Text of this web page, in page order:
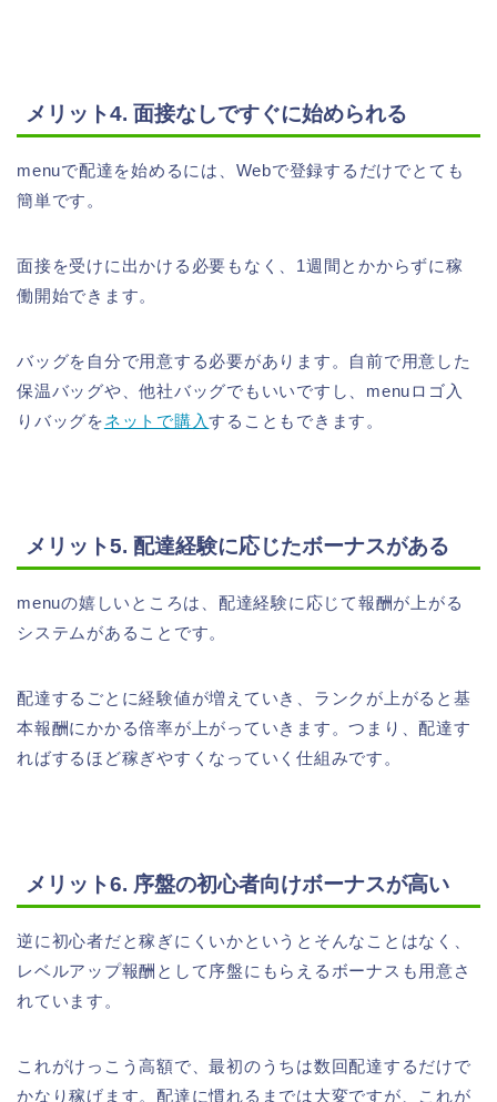
メリット4. 面接なしですぐに始められる
menuで配達を始めるには、Webで登録するだけでとても
簡単です。
面接を受けに出かける必要もなく、1週間とかからずに稼
働開始できます。
バッグを自分で用意する必要があります。自前で用意した
保温バッグや、他社バッグでもいいですし、menuロゴ入
りバッグをネットで購入することもできます。
メリット5. 配達経験に応じたボーナスがある
menuの嬉しいところは、配達経験に応じて報酬が上がる
システムがあることです。
配達するごとに経験値が増えていき、ランクが上がると基
本報酬にかかる倍率が上がっていきます。つまり、配達す
ればするほど稼ぎやすくなっていく仕組みです。
メリット6. 序盤の初心者向けボーナスが高い
逆に初心者だと稼ぎにくいかというとそんなことはなく、
レベルアップ報酬として序盤にもらえるボーナスも用意さ
れています。
これがけっこう高額で、最初のうちは数回配達するだけで
かなり稼げます。配達に慣れるまでは大変ですが、これが